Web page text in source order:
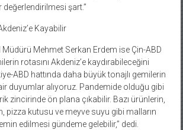
şart.”
Kayabilir
Müdürü Mehmet Serkan Erdem ise Çin-ABD
rotasını Akdeniz’e kaydırabileceğini
ABD hattında daha büyük tonajlı gemilerin
duyumlar alıyoruz. Pandemide olduğu gibi
zincirinde ön plana çıkabilir. Bazı ürünlerin,
pizza kutusu ve meyve suyu gibi malların
edilmesi gündeme gelebilir,” dedi.